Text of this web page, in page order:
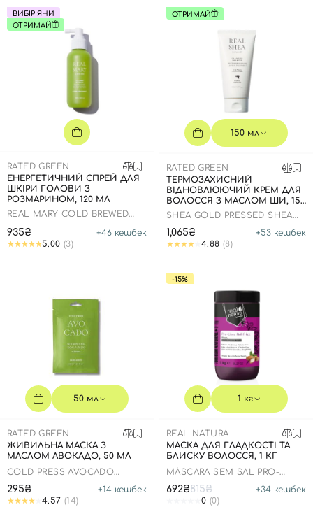
ВИБІР ЯНИ
ОТРИМАЙ
RATED GREEN
ЕНЕРГЕТИЧНИЙ СПРЕЙ ДЛЯ
ШКІРИ ГОЛОВИ З
РОЗМАРИНОМ, 120 МЛ
REAL MARY COLD BREWED
SCALP SPRAY
935₴ +46 кешбек
5.00 (3)
ОТРИМАЙ
150 мл
RATED GREEN
ТЕРМОЗАХИСНИЙ
ВІДНОВЛЮЮЧИЙ КРЕМ ДЛЯ
ВОЛОССЯ З МАСЛОМ ШИ, 150
МЛ
SHEA GOLD PRESSED SHEA
TREATMENT
1,065₴ +53 кешбек
4.88 (8)
50 мл
RATED GREEN
ЖИВИЛЬНА МАСКА З
МАСЛОМ АВОКАДО, 50 МЛ
COLD PRESS AVOCADO
295₴ +14 кешбек
4.57 (14)
-15%
1 кг
REAL NATURA
МАСКА ДЛЯ ГЛАДКОСТІ ТА
БЛИСКУ ВОЛОССЯ, 1 КГ
MÁSCARA SEM SAL PRO-
692₴815₴ +34 кешбек
0 (0)